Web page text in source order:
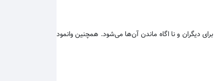
دیگران و نا اگاه ماندن آن‌ها می‌شود. همچنین وانمود